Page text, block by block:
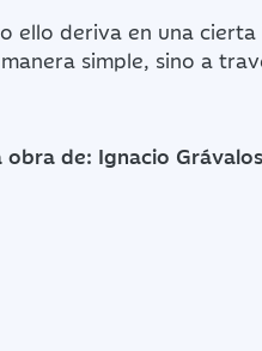
ello deriva en una
simple, sino a
obra de: Ignacio